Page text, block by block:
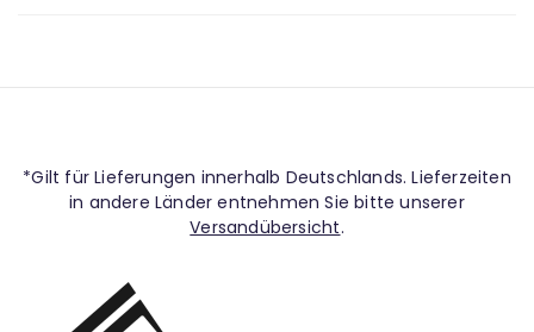
*Gilt für Lieferungen innerhalb Deutschlands. Lieferzeiten
in andere Länder entnehmen Sie bitte unserer
Versandübersicht.